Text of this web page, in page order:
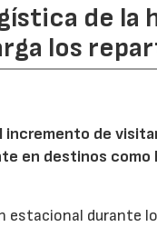
de
los
incremento de
en destinos como
estacional durante